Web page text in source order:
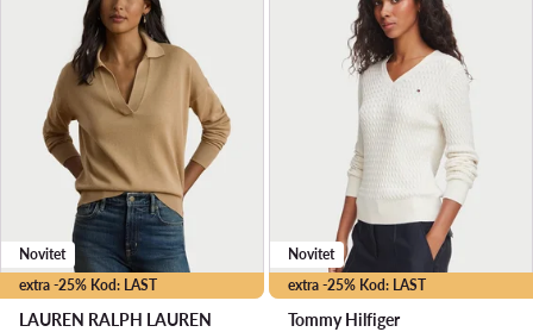
extra -25% Kod: LAST
Novitet
LAUREN RALPH LAUREN
extra -25% Kod: LAST
Novitet
Tommy Hilfiger